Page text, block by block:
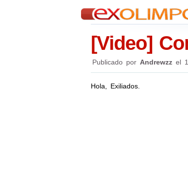
[Video]
Publicado por Andrewzzel
Hola, Exiliados.